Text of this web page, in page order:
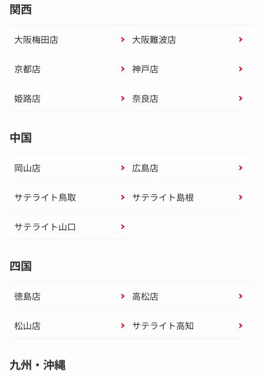
関西
大阪梅田店 大阪難波店
京都店 神戸店
姫路店 奈良店
中国
岡山店 広島店
サテライト鳥取 サテライト島根
サテライト山口
四国
徳島店 高松店
松山店 サテライト高知
九州・沖縄